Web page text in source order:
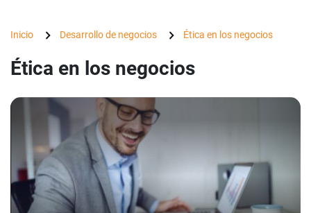
Inicio Desarrollo de negocios Ética en los negocios
Ética en los negocios